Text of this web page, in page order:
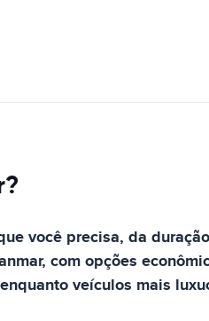
você precisa, da
com opções
veículos mais